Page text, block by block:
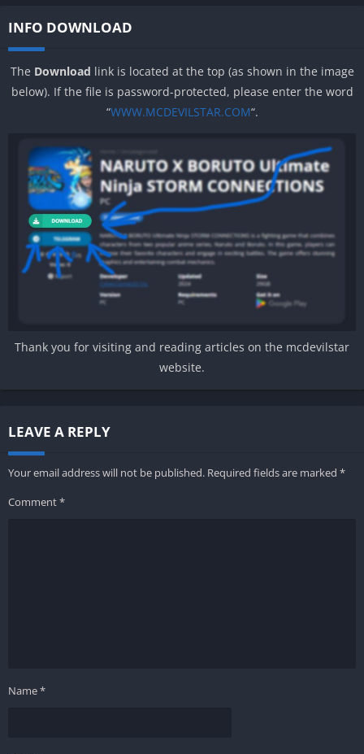
INFO DOWNLOAD
The Download link is located at the top (as shown in the image
below). If the file is password-protected, please enter the word
“WWW.MCDEVILSTAR.COM“.
Thank you for visiting and reading articles on the mcdevilstar
website.
LEAVE A REPLY
Your email address will not be published. Required fields are marked *
Comment*
Name*